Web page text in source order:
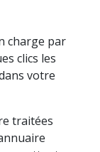
charge par
clics les
votre
traitées